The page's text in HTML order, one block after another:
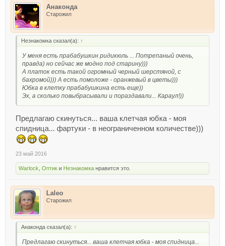
Анаконда
Старожил
Незнакомка сказал(а): ↑
У меня есть прабабушкин ридикюль ... Потрепаный очень,
правда) но сейчас же модно под старину)))
А платок есть такой огромный черный шерстяной, с
бахромой))) А есть помоложе - оранжевый в цветы)))
Юбка в клетку прабабушкина есть еще))
Эх, а сколько повыбрасывали и пораздавали... Караул!))
Предлагаю скинуться... ваша клетчая юбка - моя
спидница... фартуки - в неограниченном количестве)))
23 май 2016
Warlock Оптик и Незнакомка нравится это.
Laleo
Старожил
Анаконда сказал(а): ↑
Предлагаю скинуться... ваша клетчая юбка - моя спидница...